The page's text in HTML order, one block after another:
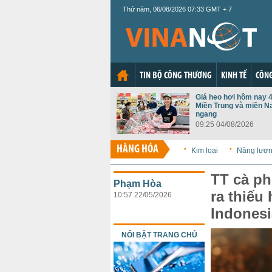
Thứ năm, 06/08/2026 07:33 GMT + 7
TIN BỘ CÔNG THƯƠNG KINH TẾ
Giá heo hơi hôm nay
Miền Trung và miền
ngang
09:25 04/08/2026
HÀNG HÓA Kim loại Năng
TT cà
ra thiếu
Phạm Hòa
10:57 22/05/2026
NỔI BẬT TRANG CHỦ